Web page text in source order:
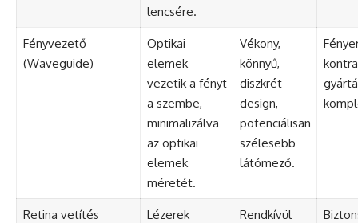
lencsére.
Fényvezető
(Waveguide)
Optikai
elemek
vezetik a fényt
a szembe,
minimalizálva
az optikai
elemek
méretét.
Vékony,
könnyű,
diszkrét
design,
potenciálisan
szélesebb
látómező.
Retina vetítés
Lézerek
Rendkívül